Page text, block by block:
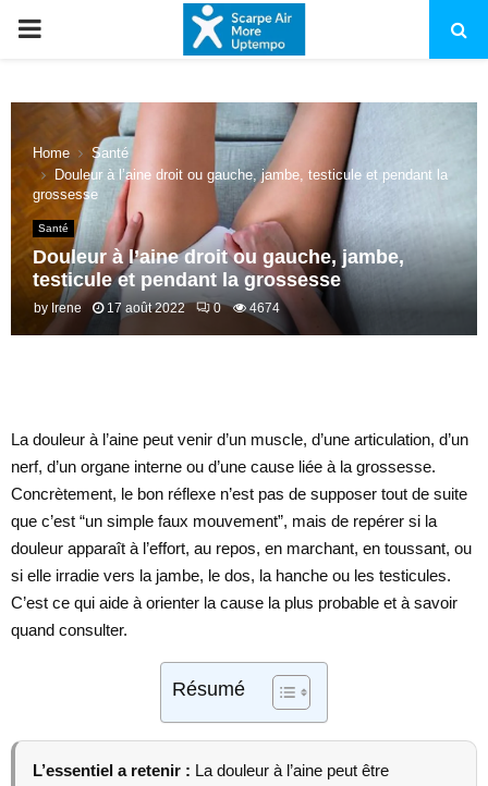
PRIMARY
Home
Santé
Douleur à l’aine droit ou gauche, jambe, testicule et pendant la
grossesse
Santé
Douleur à l’aine droit ou gauche, jambe,
testicule et pendant la grossesse
by Irene 17 août 2022 0 4674
La douleur à l’aine peut venir d’un muscle, d’une articulation, d’un
nerf, d’un organe interne ou d’une cause liée à la grossesse.
Concrètement, le bon réflexe n’est pas de supposer tout de suite
que c’est “un simple faux mouvement”, mais de repérer si la
douleur apparaît à l’effort, au repos, en marchant, en toussant, ou
si elle irradie vers la jambe, le dos, la hanche ou les testicules.
C’est ce qui aide à orienter la cause la plus probable et à savoir
quand consulter.
Résumé
L’essentiel a retenir : La douleur à l’aine peut être